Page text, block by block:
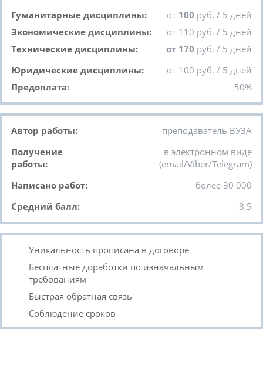
Гуманитарные дисциплины:
от 100 руб. / 5 дней
Экономические дисциплины:
от 110 руб. / 5 дней
Технические дисциплины:
от 170 руб. / 5 дней
Юридические дисциплины:
от 100 руб. / 5 дней
Предоплата:
50%
Автор работы:
преподаватель ВУЗА
Получение
работы:
в электронном виде
(email/Viber/Telegram)
Написано работ:
более 30 000
Средний балл:
8,5
Уникальность прописана в договоре
Бесплатные доработки по изначальным
требованиям
Быстрая обратная связь
Соблюдение сроков